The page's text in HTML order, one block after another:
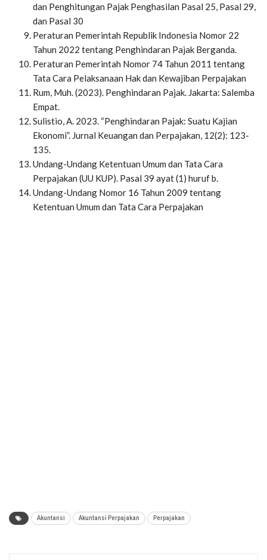
dan Penghitungan Pajak Penghasilan Pasal 25, Pasal 29,
dan Pasal 30
Peraturan Pemerintah Republik Indonesia Nomor 22
Tahun 2022 tentang Penghindaran Pajak Berganda.
Peraturan Pemerintah Nomor 74 Tahun 2011 tentang
Tata Cara Pelaksanaan Hakdan Kewajiban Perpajakan
Rum, Muh. (2023). Penghindaran Pajak. Jakarta: Salemba
Empat.
Sulistio, A. 2023. “Penghindaran Pajak: Suatu Kajian
Ekonomi”. Jurnal Keuangan dan Perpajakan, 12(2): 123-
135.
Undang-Undang Ketentuan Umum dan Tata Cara
Perpajakan (UU KUP). Pasal 39 ayat (1) huruf b.
Undang-Undang Nomor 16 Tahun 2009 tentang
Ketentuan Umum dan Tata Cara Perpajakan
Akuntansi Akuntansi Perpajakan Perpajakan